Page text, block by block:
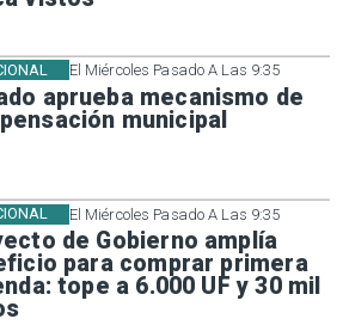
El Miércoles Pasado A Las 9:35
aprueba mecanismo de
municipal
El Miércoles Pasado A Las 9:35
de Gobierno amplía
para comprar primera
tope a 6.000 UF y 30 mil